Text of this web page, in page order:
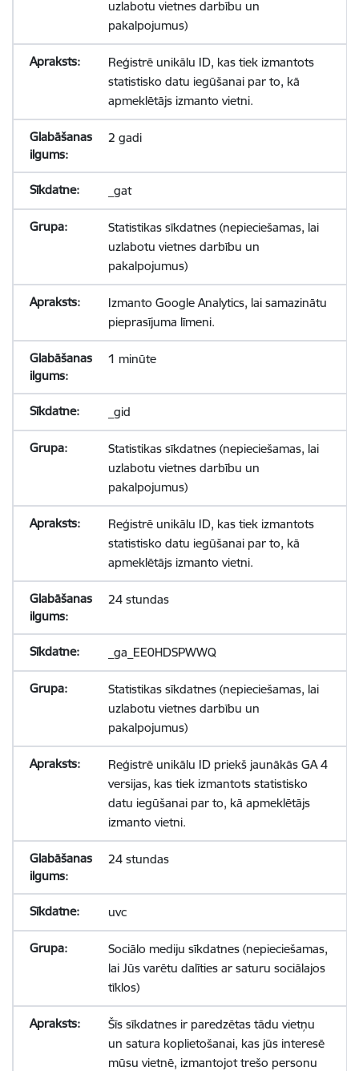
uzlabotu vietnes darbību un
pakalpojumus)
Reģistrē unikālu ID, kas tiek izmantots
statistisko datu iegūšanai par to, kā
apmeklētājs izmanto vietni.
2 gadi
_gat
Statistikas sīkdatnes (nepieciešamas, lai
uzlabotu vietnes darbību un
pakalpojumus)
Izmanto Google Analytics, lai samazinātu
pieprasījuma līmeni.
1 minūte
_gid
Statistikas sīkdatnes (nepieciešamas, lai
uzlabotu vietnes darbību un
pakalpojumus)
Reģistrē unikālu ID, kas tiek izmantots
statistisko datu iegūšanai par to, kā
apmeklētājs izmanto vietni.
24 stundas
_ga_EE0HDSPWWQ
Statistikas sīkdatnes (nepieciešamas, lai
uzlabotu vietnes darbību un
pakalpojumus)
Reģistrē unikālu ID priekš jaunākās GA 4
versijas, kas tiek izmantots statistisko
datu iegūšanai par to, kā apmeklētājs
izmanto vietni.
24 stundas
uvc
Sociālo mediju sīkdatnes (nepieciešamas,
lai Jūs varētu dalīties ar saturu sociālajos
tīklos)
Šīs sīkdatnes ir paredzētas tādu vietņu
un satura koplietošanai, kas jūs interesē
mūsu vietnē, izmantojot trešo personu